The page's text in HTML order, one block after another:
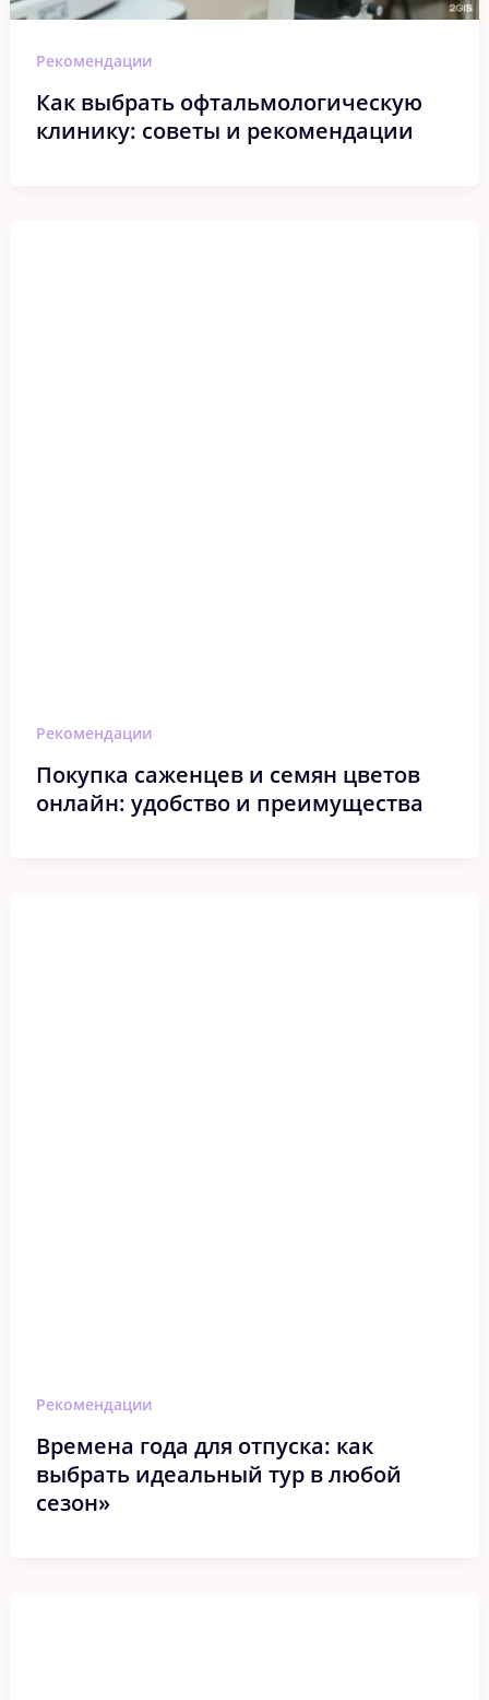
Рекомендации
Как выбрать офтальмологическую
клинику: советы и рекомендации
Рекомендации
Покупка саженцев и семян цветов
онлайн: удобство и преимущества
Рекомендации
Времена года для отпуска: как
выбрать идеальный тур в любой
сезон»